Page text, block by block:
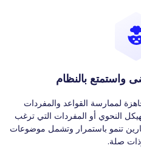
واستمتع بالنظام
لممارسة القواعد والمفردات
النحوي أو المفردات التي ترغب
تنمو باستمرار وتشمل موضوعات
صلة.